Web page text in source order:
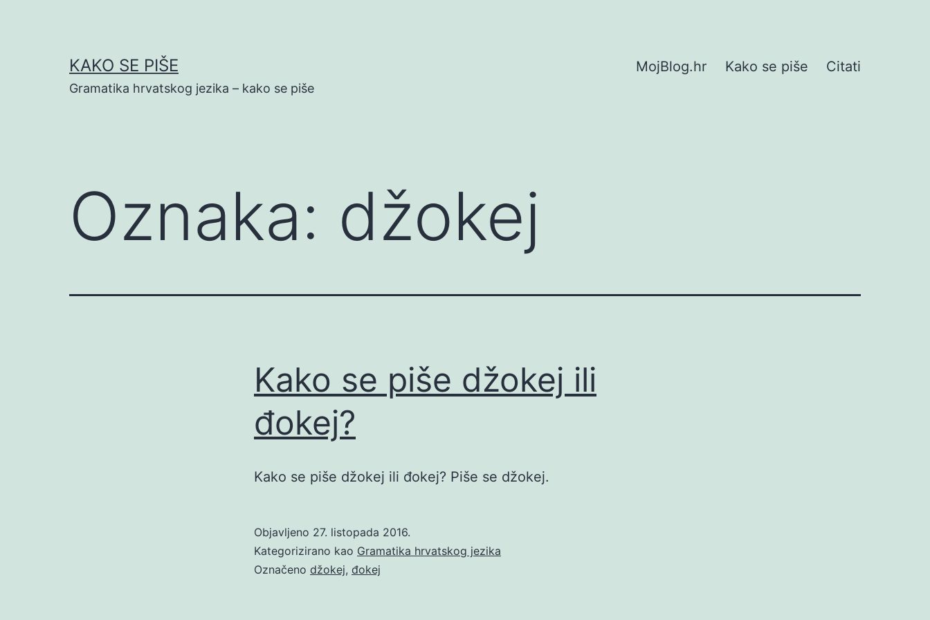
KAKO SE PIŠE
Gramatika hrvatskog jezika – kako se piše
MojBlog.hr Kako se piše Citati
Oznaka: džokej
Kako se piše džokej ili
đokej?
Kako se piše džokej ili đokej? Piše se džokej.
Objavljeno 27. listopada 2016.
Kategorizirano kao Gramatika hrvatskog jezika
Označeno džokej, đokej